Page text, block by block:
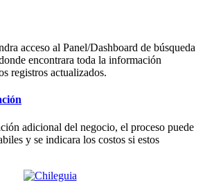
acceso al Panel/Dashboard de búsqueda
encontrara toda la información
registros actualizados.
adicional del negocio, el proceso puede
y se indicara los costos si estos